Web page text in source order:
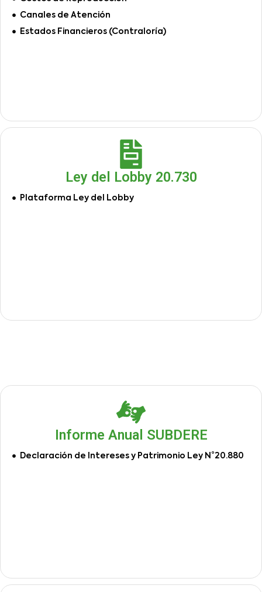
Canales de Atención
Estados Financieros (Contraloría)
Ley del Lobby 20.730
Plataforma Ley del Lobby
Informe Anual SUBDERE
Declaración de Intereses y Patrimonio Ley N°20.880